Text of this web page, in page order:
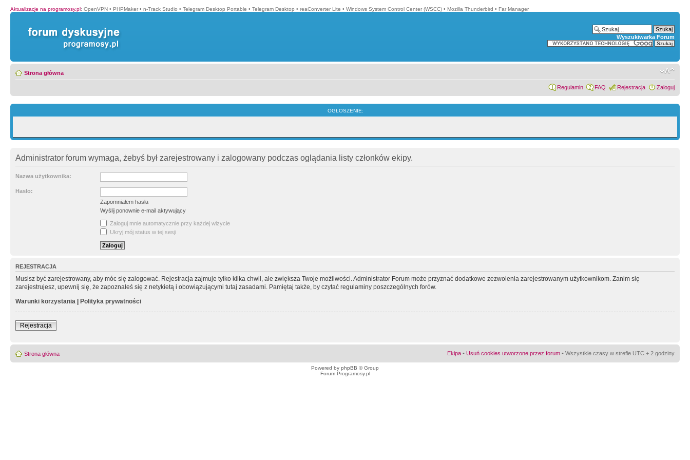
Aktualizacje na programosy.pl: OpenVPN • PHPMaker • n-Track Studio • Telegram Desktop Portable • Telegram Desktop • reaConverter Lite • Windows System Control Center (WSCC) • Mozilla Thunderbird • Far Manager
Wyszukiwarka Forum
Strona główna
Regulamin FAQ Rejestracja Zaloguj
OGŁOSZENIE:
Administrator forum wymaga, żebyś był zarejestrowany i zalogowany podczas oglądania listy członków ekipy.
Nazwa użytkownika:
Hasło:
Zapomniałem hasła
Wyślij ponownie e-mail aktywujący
Zaloguj mnie automatycznie przy każdej wizycie
Ukryj mój status w tej sesji
REJESTRACJA
Musisz być zarejestrowany, aby móc się zalogować. Rejestracja zajmuje tylko kilka chwil, ale zwiększa Twoje możliwości. Administrator Forum może przyznać dodatkowe zezwolenia zarejestrowanym użytkownikom. Zanim się
zarejestrujesz, upewnij się, że zapoznałeś się z netykietą i obowiązującymi tutaj zasadami. Pamiętaj także, by czytać regulaminy poszczególnych forów.
Warunki korzystania | Polityka prywatności
Rejestracja
Strona główna Ekipa • Usuń cookies utworzone przez forum • Wszystkie czasy w strefie UTC + 2 godziny
Powered by phpBB © Group
Forum Programosy.pl